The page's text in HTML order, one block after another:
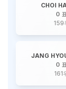
CHOI
0
159
JANG
0
161